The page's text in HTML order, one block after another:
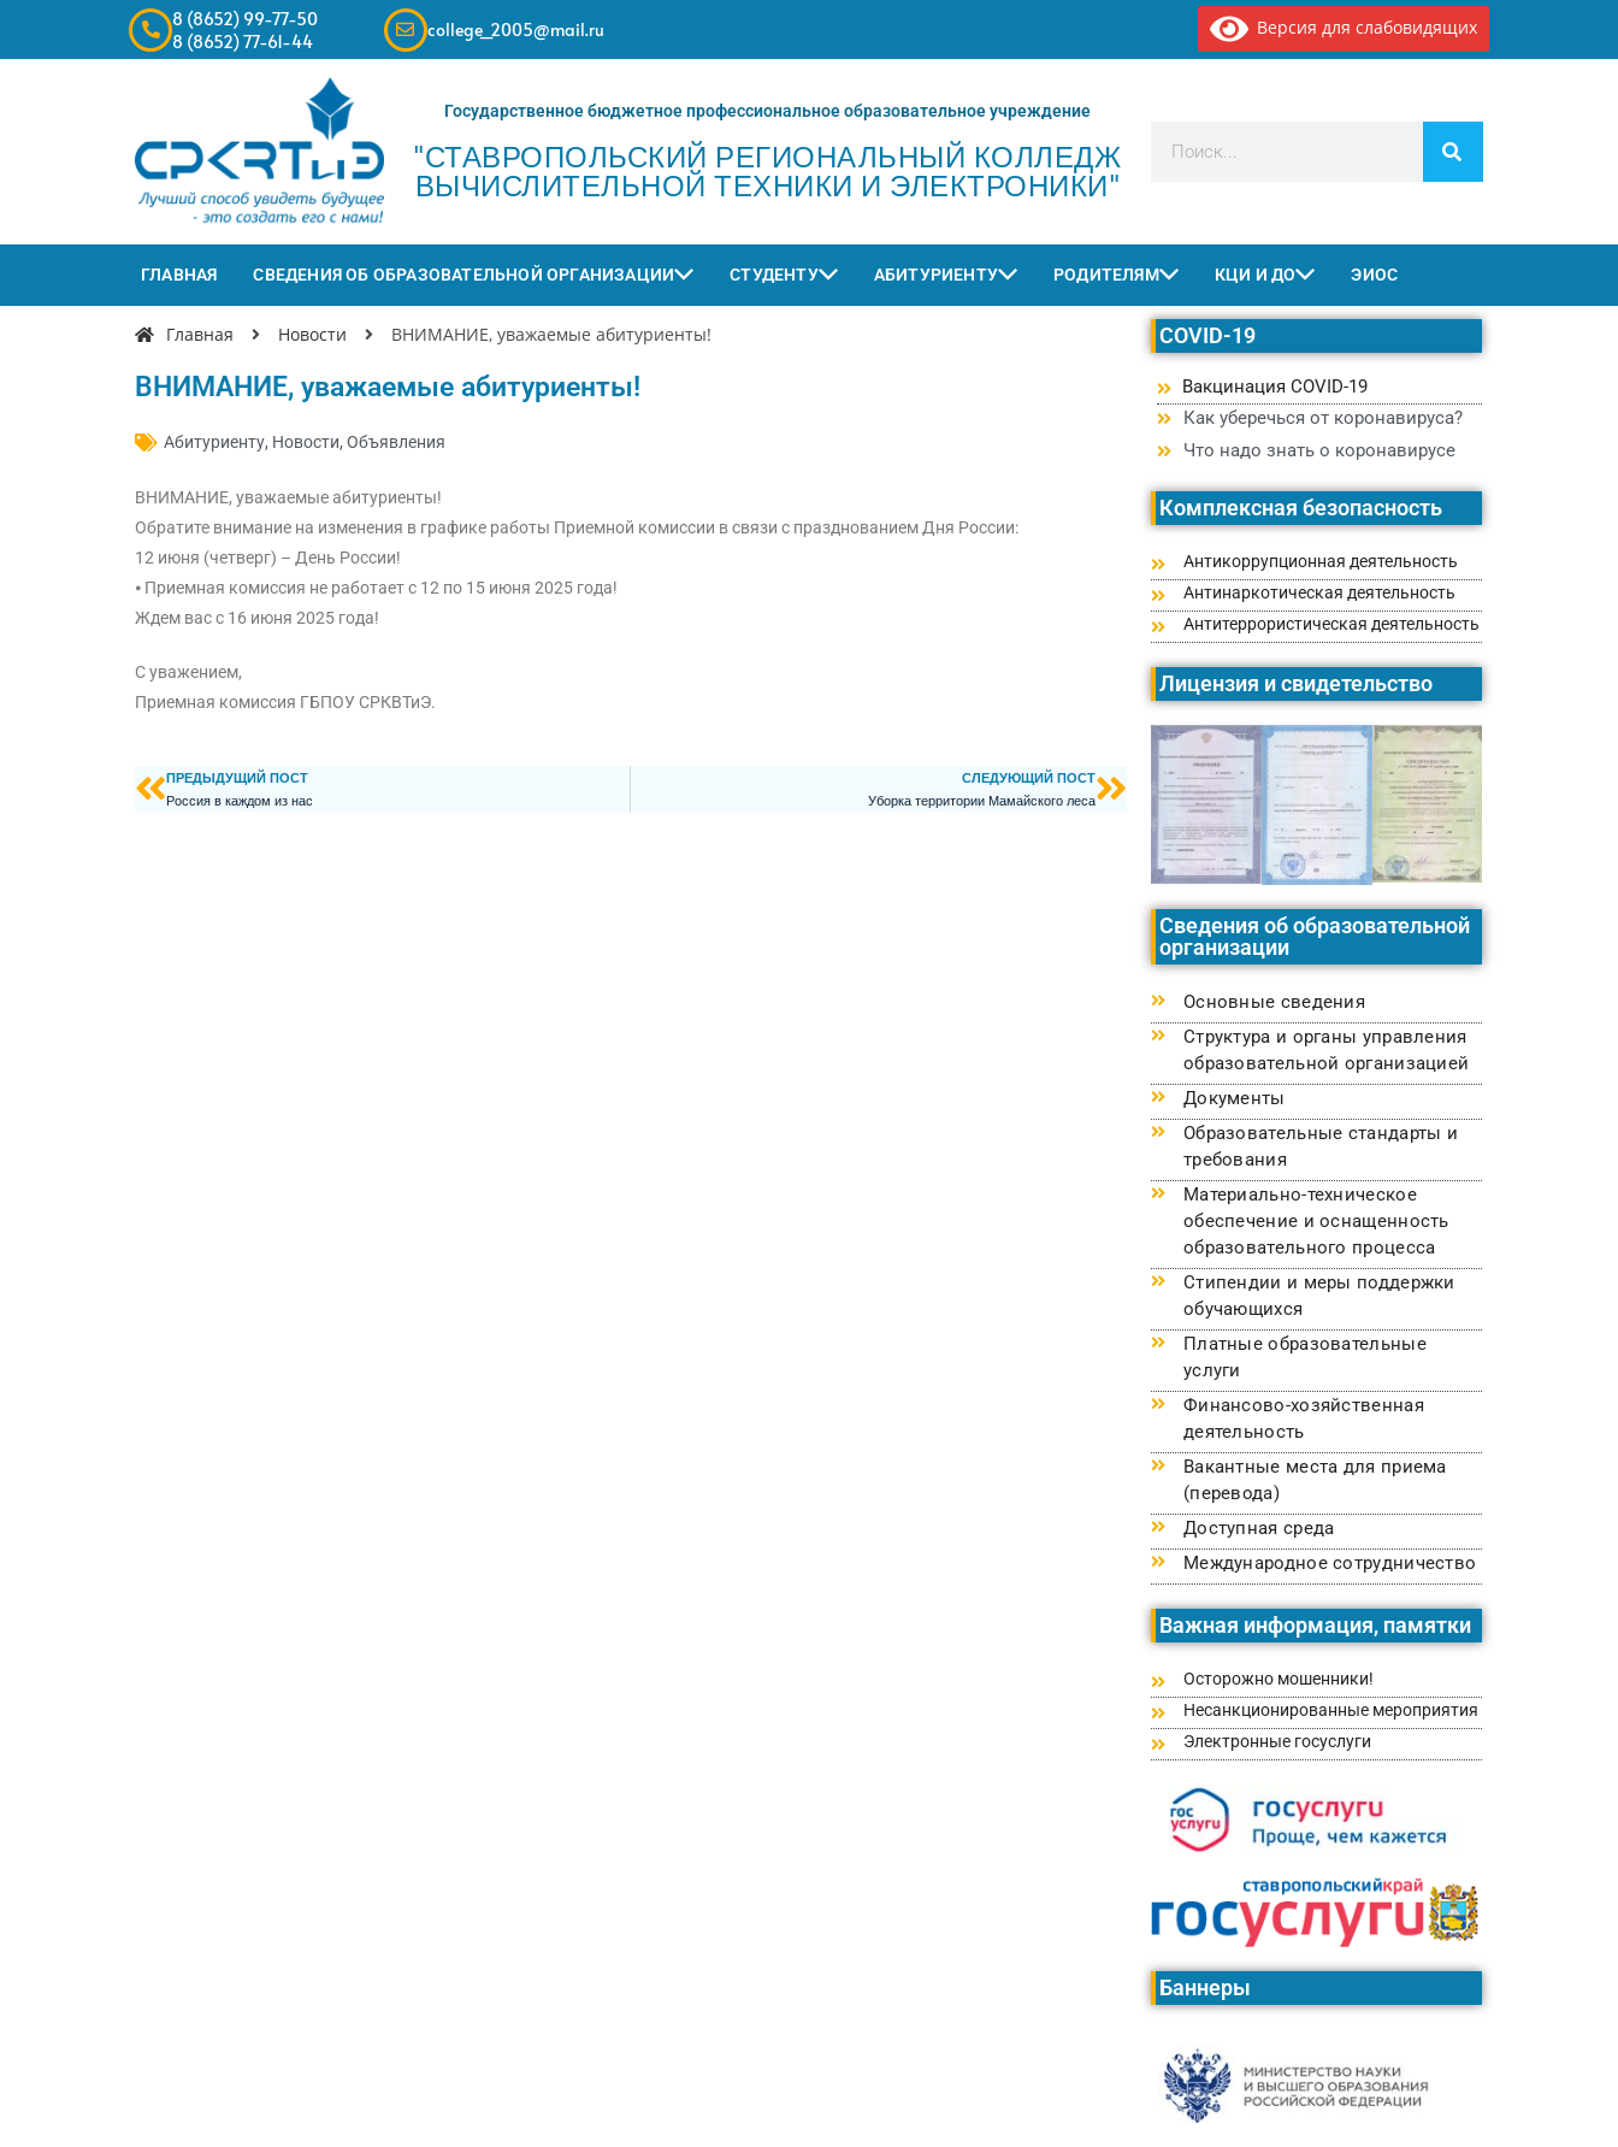
8 (8652) 99-77-50
8 (8652) 77-61-44
college_2005@mail.ru Версия для слабовидящих
Государственное бюджетное профессиональное образовательное учреждение
"СТАВРОПОЛЬСКИЙ РЕГИОНАЛЬНЫЙ КОЛЛЕДЖ
ВЫЧИСЛИТЕЛЬНОЙ ТЕХНИКИ И ЭЛЕКТРОНИКИ"
ГЛАВНАЯ СВЕДЕНИЯ ОБ ОБРАЗОВАТЕЛЬНОЙ ОРГАНИЗАЦИИ СТУДЕНТУ АБИТУРИЕНТУ РОДИТЕЛЯМ КЦИ И ДО ЭИОС
Главная Новости ВНИМАНИЕ, уважаемые абитуриенты!
ВНИМАНИЕ, уважаемые абитуриенты!
Абитуриенту, Новости, Объявления
ВНИМАНИЕ, уважаемые абитуриенты!
Обратите внимание на изменения в графике работы Приемной комиссии в связи с празднованием Дня России:
12 июня (четверг) – День России!
⦁ Приемная комиссия не работает с 12 по 15 июня 2025 года!
Ждем вас с 16 июня 2025 года!
С уважением,
Приемная комиссия ГБПОУ СРКВТиЭ.
ПРЕДЫДУЩИЙ ПОСТ
Россия в каждом из нас
СЛЕДУЮЩИЙ ПОСТ
Уборка территории Мамайского леса
COVID-19
Вакцинация COVID-19
Как уберечься от коронавируса?
Что надо знать о коронавирусе
Комплексная безопасность
Антикоррупционная деятельность
Антинаркотическая деятельность
Антитеррористическая деятельность
Лицензия и свидетельство
Сведения об образовательной
организации
Основные сведения
Структура и органы управления
образовательной организацией
Документы
Образовательные стандарты и
требования
Материально-техническое
обеспечение и оснащенность
образовательного процесса
Стипендии и меры поддержки
обучающихся
Платные образовательные
услуги
Финансово-хозяйственная
деятельность
Вакантные места для приема
(перевода)
Доступная среда
Международное сотрудничество
Важная информация, памятки
Осторожно мошенники!
Несанкционированные мероприятия
Электронные госуслуги
Баннеры